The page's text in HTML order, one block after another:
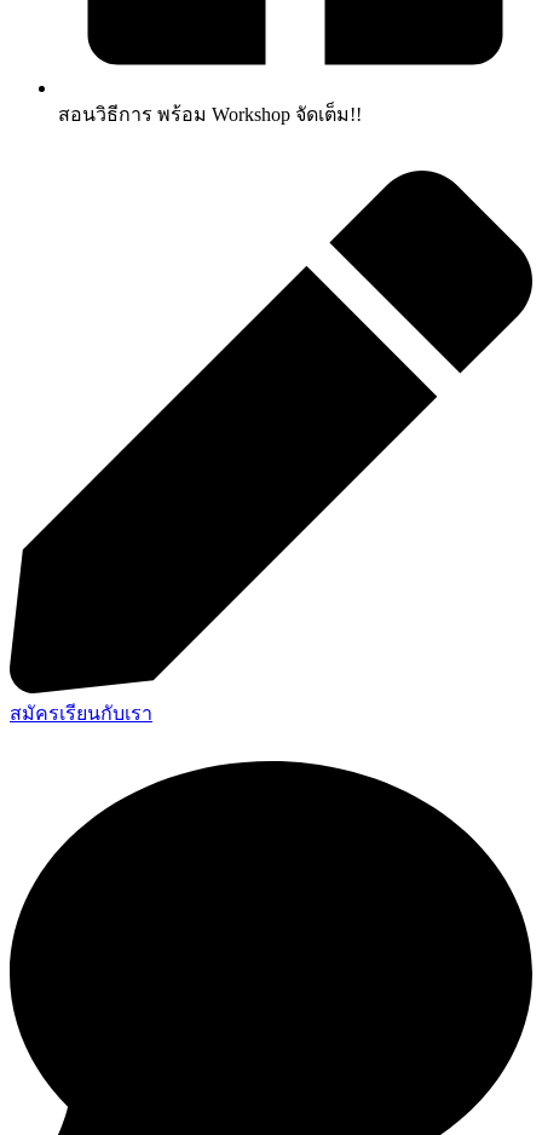
สอนวิธีการ พร้อม Workshop จัดเต็ม!!
สมัครเรียนกับเรา